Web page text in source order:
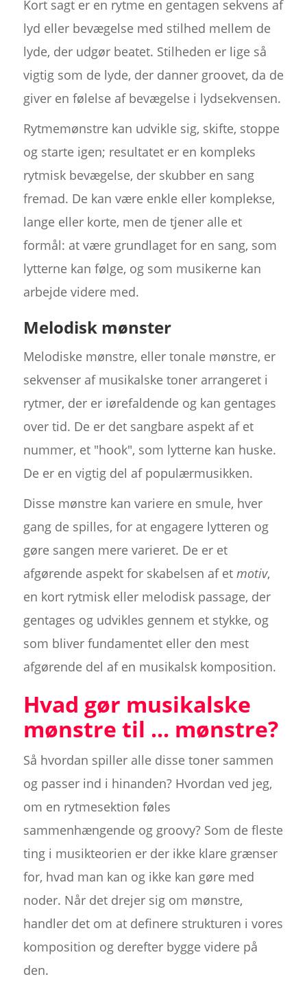
Kort sagt er en rytme en gentagen sekvens af
lyd eller bevægelse med stilhed mellem de
lyde, der udgør beatet. Stilheden er lige så
vigtig som de lyde, der danner groovet, da de
giver en følelse af bevægelse i lydsekvensen.
Rytmemønstre kan udvikle sig, skifte, stoppe
og starte igen; resultatet er en kompleks
rytmisk bevægelse, der skubber en sang
fremad. De kan være enkle eller komplekse,
lange eller korte, men de tjener alle et
formål: at være grundlaget for en sang, som
lytterne kan følge, og som musikerne kan
arbejde videre med.
Melodisk mønster
Melodiske mønstre, eller tonale mønstre, er
sekvenser af musikalske toner arrangeret i
rytmer, der er iørefaldende og kan gentages
over tid. De er det sangbare aspekt af et
nummer, et "hook", som lytterne kan huske.
De er en vigtig del af populærmusikken.
Disse mønstre kan variere en smule, hver
gang de spilles, for at engagere lytteren og
gøre sangen mere varieret. De er et
afgørende aspekt for skabelsen af et motiv,
en kort rytmisk eller melodisk passage, der
gentages og udvikles gennem et stykke, og
som bliver fundamentet eller den mest
afgørende del af en musikalsk komposition.
Hvad gør musikalske
mønstre til ... mønstre?
Så hvordan spiller alle disse toner sammen
og passer ind i hinanden? Hvordan ved jeg,
om en rytmesektion føles
sammenhængende og groovy? Som de fleste
ting i musikteorien er der ikke klare grænser
for, hvad man kan og ikke kan gøre med
noder. Når det drejer sig om mønstre,
handler det om at definere strukturen i vores
komposition og derefter bygge videre på
den.